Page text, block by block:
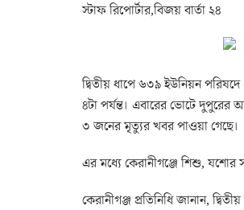
স্টাফ রিপোর্টার,বিজয় বার্তা ২৪
দ্বিতীয় ধাপে ৬৩৯ ইউনিয়ন
৪টা পর্যন্ত। এবারের ভোটে দুপুরের
৩ জনের মৃত্যুর খবর পাওয়া গেছে।
এর মধ্যে কেরানীগঞ্জে শিশু,
কেরানীগঞ্জ প্রতিনিধি জানান,